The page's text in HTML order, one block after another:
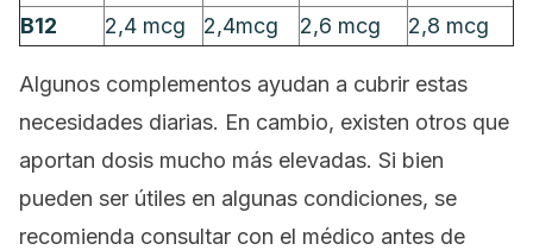
B12
2,4 mcg 2,4mcg 2,6 mcg 2,8 mcg
Algunos complementos ayudan a cubrir estas
necesidades diarias. En cambio, existen otros que
aportan dosis mucho más elevadas. Si bien
pueden ser útiles en algunas condiciones, se
recomienda consultar con el médico antes de